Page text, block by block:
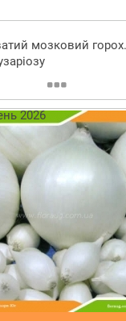
мозковий